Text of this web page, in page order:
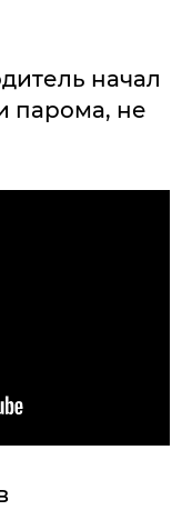
начал
парома, не